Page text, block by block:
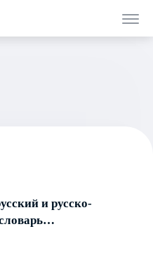
и русско-
с глаголами